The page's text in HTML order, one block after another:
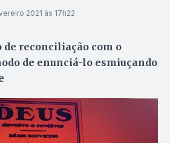
2021 às 17h22
de reconciliação com o
de enunciá-lo esmiuçando